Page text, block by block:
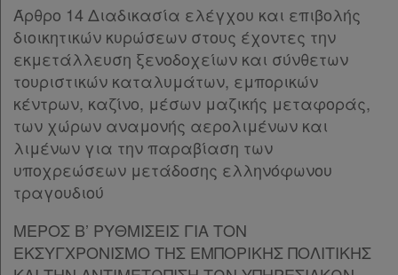
Kodiko
Forum
Αναζήτηση
Κ.Α.Δ.
Διακρατικές
Συμφωνίες
Ελλάδας
Άρθρο 14 Διαδικασία ελέγχου και επιβολής
διοικητικών κυρώσεων στους έχοντες την
εκμετάλλευση ξενοδοχείων και σύνθετων
τουριστικών καταλυμάτων, εμπορικών
κέντρων, καζίνο, μέσων μαζικής μεταφοράς,
των χώρων αναμονής αερολιμένων και
λιμένων για την παραβίαση των
υποχρεώσεων μετάδοσης ελληνόφωνου
τραγουδιού
ΜΕΡΟΣ Β’ ΡΥΘΜΙΣΕΙΣ ΓΙΑ ΤΟΝ
ΕΚΣΥΓΧΡΟΝΙΣΜΟ ΤΗΣ ΕΜΠΟΡΙΚΗΣ ΠΟΛΙΤΙΚΗΣ